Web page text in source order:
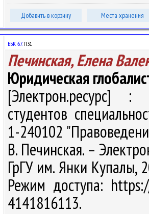
Добавить в корзину Места хранения
ББК 67.П31
Печинская, Елена
Юридическая
[Электрон.ресурс] :
студентов
1-240102
В. Печинская. –
ГрГУ им. Янки Купалы,
Режим доступа:
4141816113.